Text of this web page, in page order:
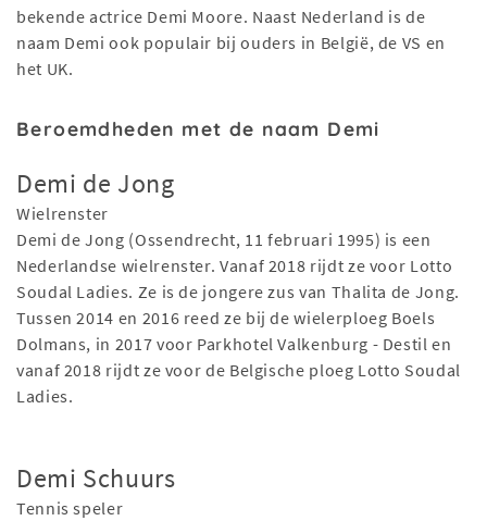
bekende actrice Demi Moore. Naast Nederland is de
naam Demi ook populair bij ouders in België, de VS en
het UK.
Beroemdheden met de naam Demi
Demi de Jong
Wielrenster
Demi de Jong (Ossendrecht, 11 februari 1995) is een
Nederlandse wielrenster. Vanaf 2018 rijdt ze voor Lotto
Soudal Ladies. Ze is de jongere zus van Thalita de Jong.
Tussen 2014 en 2016 reed ze bij de wielerploeg Boels
Dolmans, in 2017 voor Parkhotel Valkenburg - Destil en
vanaf 2018 rijdt ze voor de Belgische ploeg Lotto Soudal
Ladies.
Demi Schuurs
Tennis speler